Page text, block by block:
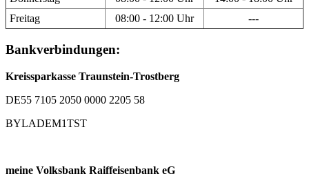
Freitag
08:00 - 12:00 Uhr ---
Bankverbindungen:
Kreissparkasse Traunstein-Trostberg
DE55 7105 2050 0000 2205 58
BYLADEM1TST
meine Volksbank Raiffeisenbank eG